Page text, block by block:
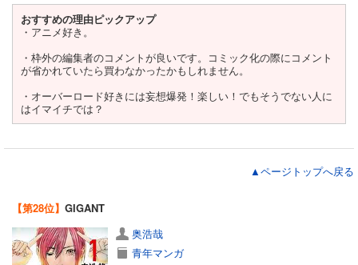
おすすめの理由ピックアップ
・アニメ好き。
・枠外の編集者のコメントが良いです。コミック化の際にコメント
が省かれていたら買わなかったかもしれません。
・オーバーロード好きには妄想爆発！楽しい！でもそうでない人に
はイマイチでは？
▲ページトップへ戻る
【第28位】 GIGANT
奥浩哉
青年マンガ